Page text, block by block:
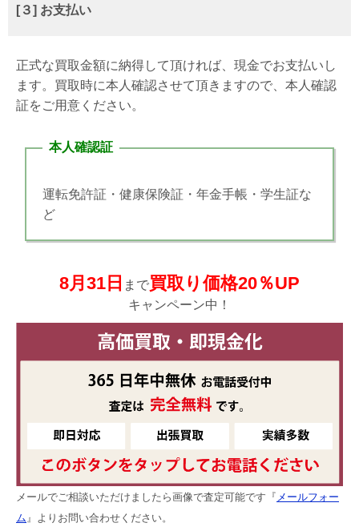
[３] お支払い
正式な買取金額に納得して頂ければ、現金でお支払いし
ます。買取時に本人確認させて頂きますので、本人確認
証をご用意ください。
本人確認証
運転免許証・健康保険証・年金手帳・学生証な
ど
8月31日 まで買取り価格20％UP
キャンペーン中！
メールでご相談いただけましたら画像で査定可能です『 メールフォー
ム 』よりお問い合わせください。